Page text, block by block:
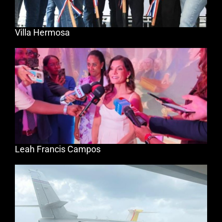
Villa Hermosa
Leah Francis Campos